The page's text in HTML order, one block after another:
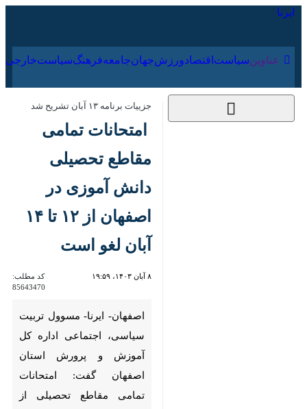
عناوین‌ سیاست اقتصاد ورزش جهان جامعه فرهنگ
جزییات برنامه ۱۳ آبان تشریح شد
امتحانات تمامی
مقاطع تحصیلی دانش
تا ۱۴ آبان لغو است
اصفهان- ایرنا- مسوول تربیت
و پرورش استان اصفهان گفت:
امتحانات تمامی مقاطع تحصیلی
از دبستان تا دبیرستان به مناسبت
روز دانش‌آموز لغو است.